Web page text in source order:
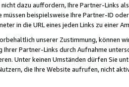
dazu auffordern, Ihre Partner-Links
beispielsweise Ihre Partner-ID
in die URL eines jeden Links zu einer
unserer Zustimmung, können
Ihrer Partner-Links durch Aufnahme
Unter keinen Umständen dürfen Sie
die Ihre Website aufrufen, nicht